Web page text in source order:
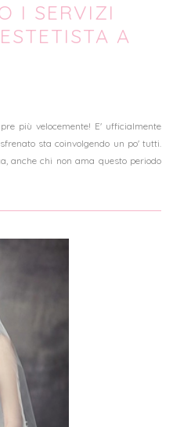
I SERVIZI
A
più velocemente! E' ufficialmente
sta coinvolgendo un po' tutti.
anche chi non ama questo periodo